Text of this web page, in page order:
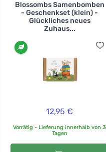
Blossombs Samenbomben
- Geschenkset (klein) -
Glückliches neues
Zuhaus...
12,95 €
Vorrätig - Lieferung innerhalb von 3
Tagen